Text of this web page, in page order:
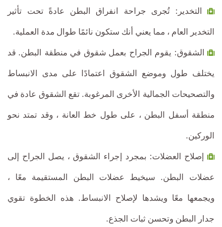
التخدير: تُجرى جراحة انفراق البطن عادةً تحت تأثير
التخدير العام ، مما يعني أنك ستكون نائمًا طوال مدة العملية.
الشقوق: يقوم الجراح بعمل شقوق في منطقة البطن. قد
يختلف طول وموضع الشقوق اعتمادًا على مدى الانبساط
والتصحيحات الجمالية الأخرى المرغوبة. تقع الشقوق عادة في
منطقة أسفل البطن ، على طول خط العانة ، وقد تمتد نحو
الوركين.
إصلاح العضلات: بمجرد إجراء الشقوق ، يصل الجراح إلى
عضلات البطن. سيخيط عضلات البطن المستقيمة معًا ،
ويجمعها معًا ويشدها لإصلاح الانبساط. هذه الخطوة تقوي
جدار البطن وتحسن ثبات الجذع.